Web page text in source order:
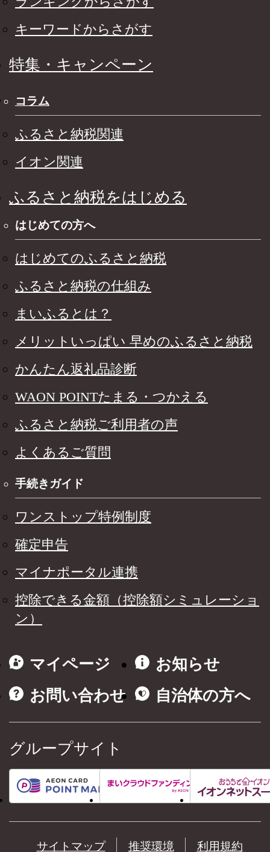
キーワードからさがす
特集・キャンペーン
コラム
ふるさと納税関連
イオン関連
ふるさと納税をはじめる
はじめての方へ
はじめてのふるさと納税
ふるさと納税の仕組み
まいふるとは？
メリットいっぱい 早めのふるさと納税
かんたん返礼品診断
WAON POINTたまる・つかえる
ふるさと納税ご利用者の声
よくあるご質問
手続きガイド
ワンストップ特例制度
確定申告
マイナポータル連携
控除できる金額（控除額シミュレーショ
ン）
マイページ
お知らせ
お問い合わせ
自治体の方へ
グループサイト
サイトマップ 推奨環境 利用規約